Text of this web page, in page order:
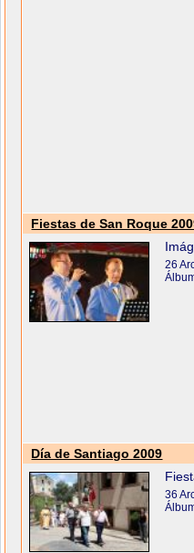
Fiestas de San Roque
26
Día de Santiago 2009
36